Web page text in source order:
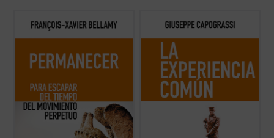
Bellamy nos presenta un elogio de la
permanencia exponiendo las
hasta aquí, el autor nos anima a
detenernos, a disfrutar ... (ver ficha)
El protagonismo del individuo histórico y
concreto es una constante en la obra de
italiano indaga en las razones por las que
«la experiencia común y la riqueza que hay
en la acción, en la vida ...